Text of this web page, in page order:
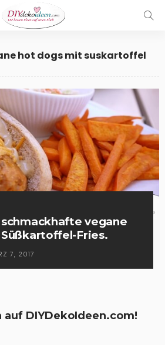
hot dogs mit suskartoffel
vegane
Fries.
7, 2017
DIYDekoIdeen.com!